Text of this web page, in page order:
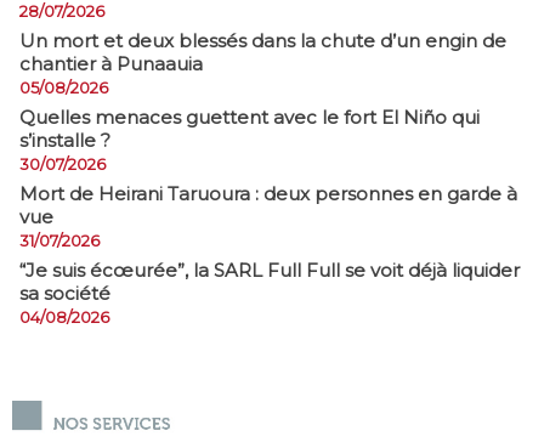
28/07/2026
​Un mort et deux blessés dans la chute d’un engin de
chantier à Punaauia
05/08/2026
Quelles menaces guettent avec le fort El Niño qui
s’installe ?
30/07/2026
Mort de Heirani Taruoura : deux personnes en garde à
vue
31/07/2026
​“Je suis écœurée”, la SARL Full Full se voit déjà liquider
sa société
04/08/2026